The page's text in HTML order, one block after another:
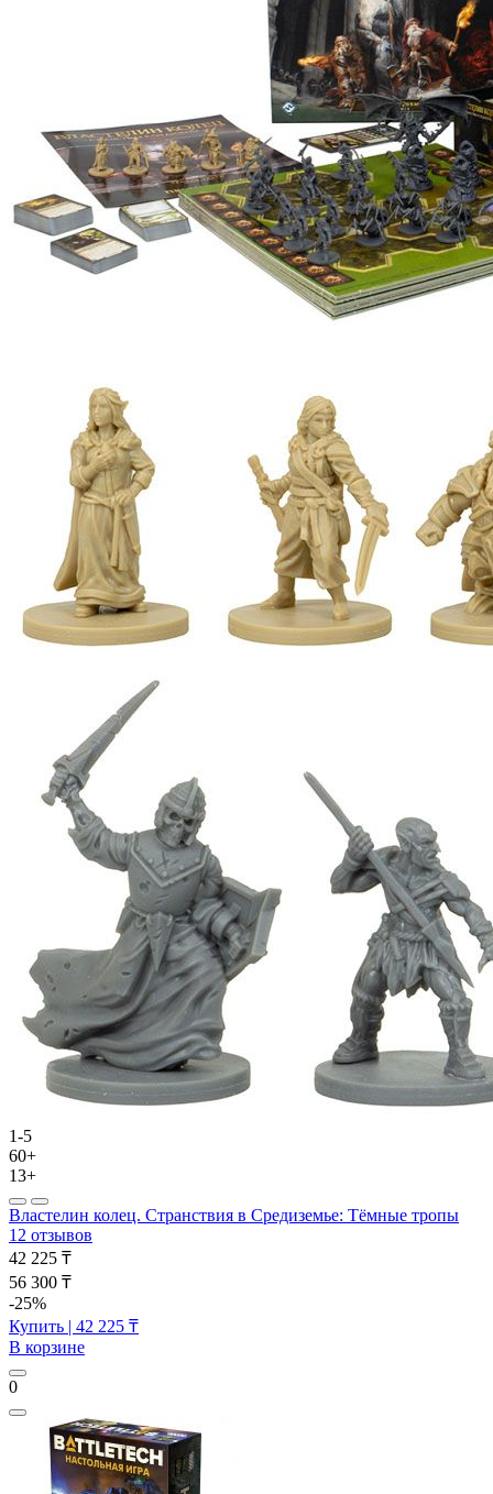
1-5
60+
13+
Властелин колец. Странствия в Средиземье: Тёмные тропы
12 отзывов
42 225 ₸
56 300 ₸
-25%
Купить | 42 225 ₸
В корзине
0